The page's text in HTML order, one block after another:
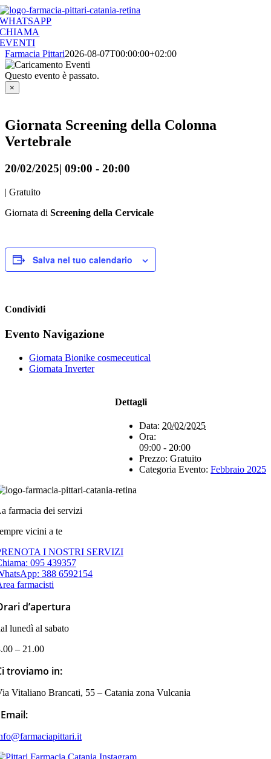
Salta
al
contenuto
WHATSAPP
CHIAMA
EVENTI
Farmacia Pittari2026-08-07T00:00:00+02:00
Questo evento è passato.
×
Giornata Screening della Colonna
Vertebrale
20/02/2025| 09:00 - 20:00
| Gratuito
Giornata di Screening della Cervicale
Salva nel tuo calendario
Condividi
Facebook
X
WhatsApp
Telegram
Evento Navigazione
Giornata Bionike cosmeceutical
Giornata Inverter
Dettagli
Data: 20/02/2025
Ora:
09:00 - 20:00
Prezzo: Gratuito
Categoria Evento: Febbraio 2025
farmacia dei servizi
vicini a te
I NOSTRI SERVIZI
095 439357
388 6592154
farmacisti
d’apertura
lunedì al sabato
– 21.00
troviamo in:
Vitaliano Brancati, 55 – Catania zona Vulcania